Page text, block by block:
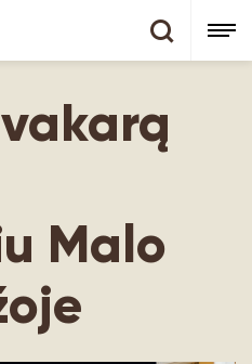
Malo